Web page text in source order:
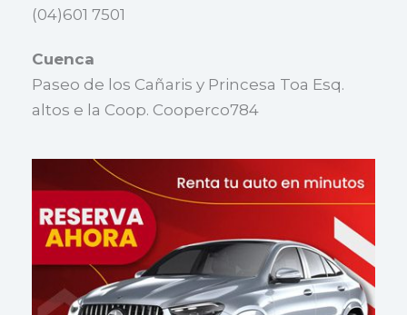
(04)601 7501
Cuenca
Paseo de los Cañaris y Princesa Toa Esq.
altos e la Coop. Cooperco784